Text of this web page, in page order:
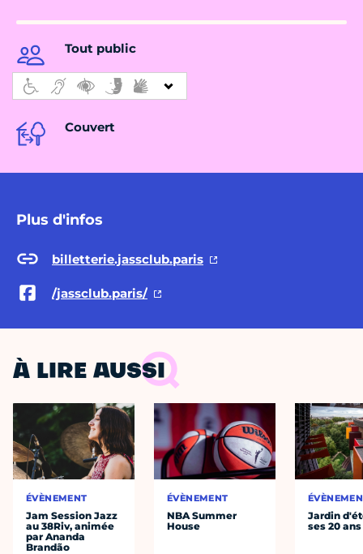
Tout public
Couvert
Plus d'infos
billetterie.jassclub.paris
/jassclub.paris/
À LIRE AUSSI
ÉVÈNEMENT
Jam Session Jazz
au 38Riv, animée
par Ananda
Brandão
ÉVÈNEMENT
NBA Summer
House
Jardin
ses 20 ans